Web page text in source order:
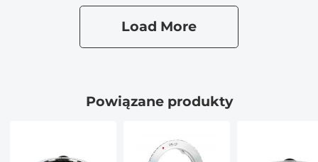
obiektywów
Canon EF EF-S i
aparatów
Canon EOS
Load More
Powiązane produkty